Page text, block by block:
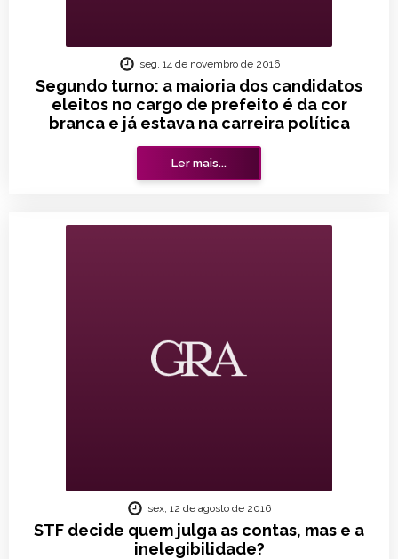
Segundo turno: a maioria dos candidatos
eleitos no cargo de prefeito é da cor
branca e já estava na carreira política
seg, 14 de novembro de 2016
Ler mais...
STF decide quem julga as contas, mas e a
inelegibilidade?
sex, 12 de agosto de 2016